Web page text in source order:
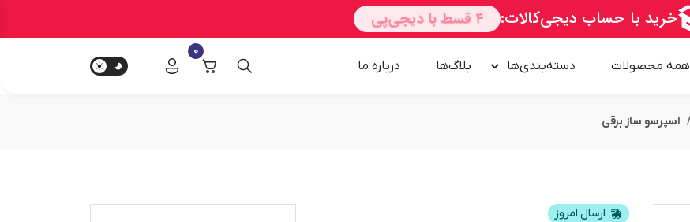
همه محصولات دسته‌بندی‌ها بلاگ‌ها درباره‌ ما
0
اسپرسو ساز برقی
ارسال امروز